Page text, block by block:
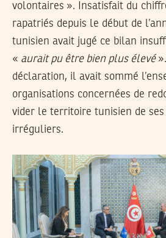
volontaires ». Insatisfait du
rapatriés depuis le début de
tunisien avait jugé ce bilan
« aurait pu être bien plus élevé
déclaration, il avait sommé
organisations concernées de
vider le territoire tunisien de
irréguliers.